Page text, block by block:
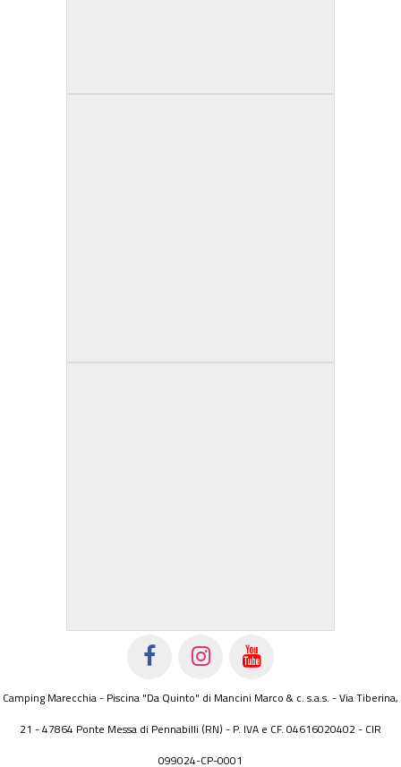
Camping Marecchia - Piscina "Da Quinto" di Mancini Marco & c. s.a.s. - Via Tiberina,
21 - 47864 Ponte Messa di Pennabilli (RN) - P. IVA e CF. 04616020402 - CIR
099024-CP-0001